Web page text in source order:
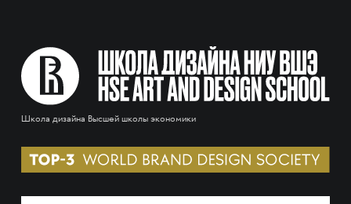
Школа дизайна Высшей школы экономики